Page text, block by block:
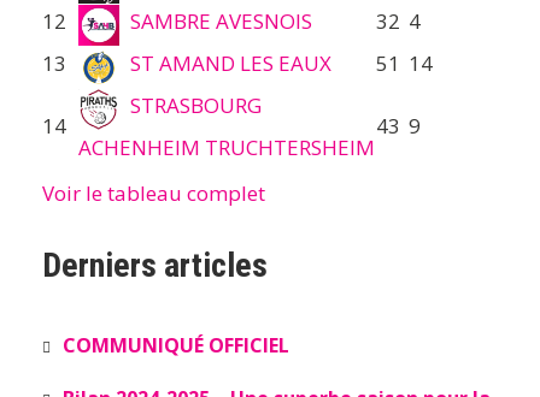
12
SAMBRE AVESNOIS 32 4
13
ST AMAND LES EAUX 51 14
14
STRASBOURG
ACHENHEIM TRUCHTERSHEIM
43 9
Voir le tableau complet
Derniers articles
COMMUNIQUÉ OFFICIEL